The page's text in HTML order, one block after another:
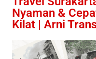
Nyaman &
Kilat | Arni